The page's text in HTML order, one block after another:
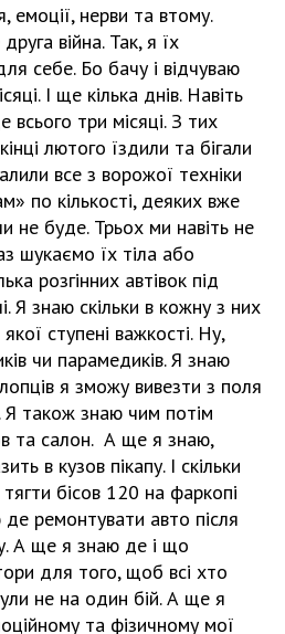
емоції, нерви та втому.
війна. Так, я їх
себе. Бо бачу і відчуваю
І ще кілька днів. Навіть
всього три місяці. З тих
лютого їздили та бігали
все з ворожої техніки
по кількості, деяких вже
не буде. Трьох ми навіть не
шукаємо їх тіла або
розгінних автівок під
Я знаю скільки в кожну з них
ступені важкості. Ну,
чи парамедиків. Я знаю
я зможу вивезти з поля
Я також знаю чим потім
та салон. А ще я знаю,
в кузов пікапу. І скільки
бісов 120 на фаркопі
ремонтувати авто після
А ще я знаю де і що
для того, щоб всі хто
не на один бій. А ще я
та фізичному мої